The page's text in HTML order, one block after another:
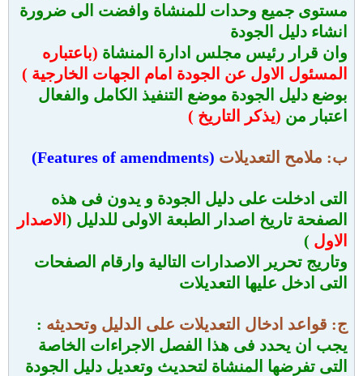
مستوى جميع وحدات للمنشاة وافضت الى ضرورة
انشاء دليل الجودة
وان قرار رئيس مجلس ادارة المنشاة (باعتباره
المسئول الاول عن الجودة امام الجهات الخارجية )
بوضع دليل الجودة موضع التنفيذ الكامل والفعال
اعتبار من (يذكر التاريخ )
ب: ملامح التعديلات (
Features of amendments
)
التى ادخلت على دليل الجودة و يدون فى هذه
الصفحة تاريخ اصدار الطبعة الاولى للدليل ( الاصدار
الاول )
وتاريج تحرير الاصدارات التالية وارقام الصفحات
التى ادخل عليها التعديلات
ج: قواعد ادخال التعديلات على الدليل وتحديثه :
يجب ان يحدد فى هذا الفصل الاجراءات الخاصة
التى تفرضها المنشاة لتحديث وتعديل دليل الجودة